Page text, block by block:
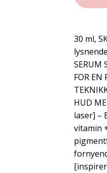
30 ml,
SERUM
FOR EN
HUD
laser] –
vitamin